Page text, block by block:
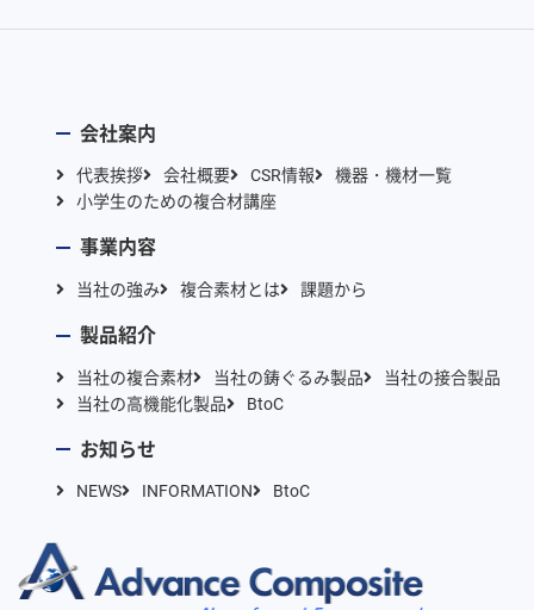
会社案内
代表挨拶 会社概要 CSR情報
機器・機材一覧
小学生のための複合材講座
事業内容
当社の強み 複合素材とは 課題から
製品紹介
当社の複合素材 当社の鋳ぐるみ製品
当社の接合製品
当社の高機能化製品
BtoC
お知らせ
NEWS INFORMATION BtoC